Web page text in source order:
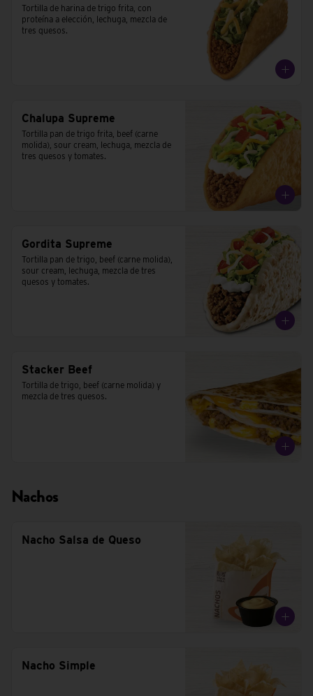
Tortilla de harina de trigo frita, con
proteína a elección, lechuga, mezcla de
tres quesos.
Chalupa Supreme
Tortilla pan de trigo frita, beef (carne
molida), sour cream, lechuga, mezcla de
tres quesos y tomates.
Gordita Supreme
Tortilla pan de trigo, beef (carne molida),
sour cream, lechuga, mezcla de tres
quesos y tomates.
Stacker Beef
Tortilla de trigo, beef (carne molida) y
mezcla de tres quesos.
Nachos
Nacho Salsa de Queso
Nacho Simple